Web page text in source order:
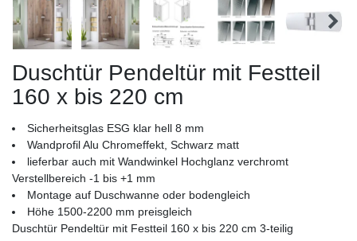
Duschtür Pendeltür mit Festteil
160 x bis 220 cm
Sicherheitsglas ESG klar hell 8 mm
Wandprofil Alu Chromeffekt, Schwarz matt
lieferbar auch mit Wandwinkel Hochglanz verchromt
Verstellbereich -1 bis +1 mm
Montage auf Duschwanne oder bodengleich
Höhe 1500-2200 mm preisgleich
Duschtür Pendeltür mit Festteil 160 x bis 220 cm 3-teilig